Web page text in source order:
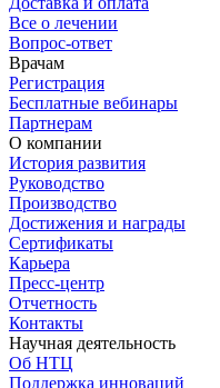
Все о лечении
Вопрос-ответ
Врачам
Регистрация
Бесплатные вебинары
Партнерам
О компании
История развития
Руководство
Производство
Достижения и награды
Сертификаты
Карьера
Пресс-центр
Отчетность
Контакты
Научная деятельность
Об НТЦ
Поддержка инноваций